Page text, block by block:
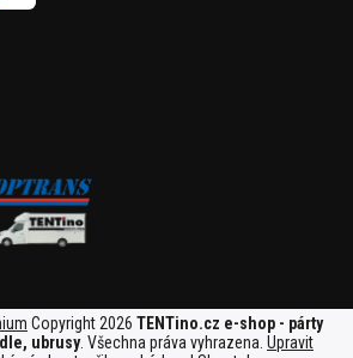
Copyright 2026 TENTino.cz e-shop - párty
ubrusy. Všechna práva vyhrazena. Upravit